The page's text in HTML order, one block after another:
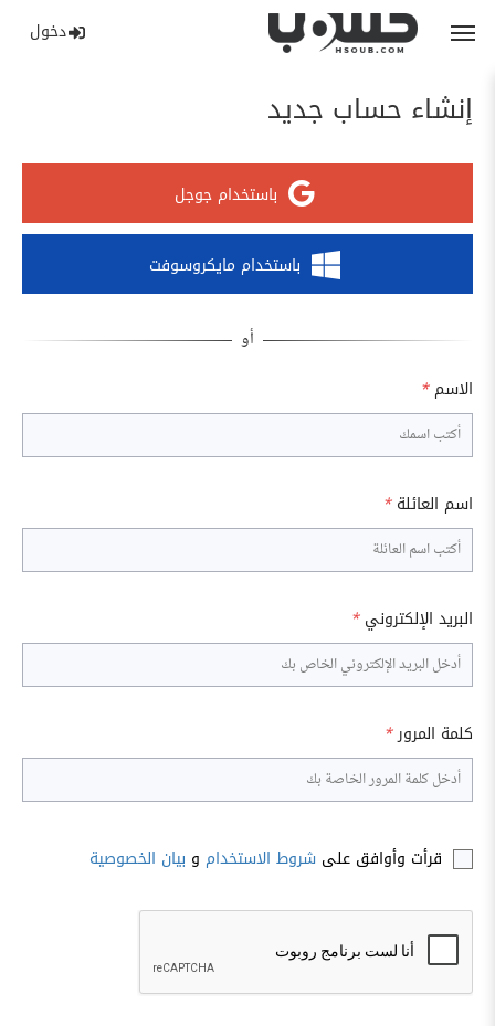
دخول
إنشاء حساب جديد
باستخدام جوجل
باستخدام مايكروسوفت
الاسم *
اسم العائلة *
البريد الإلكتروني *
كلمة المرور*
قرأت وأوافق على شروط الاستخدام و بيان الخصوصية